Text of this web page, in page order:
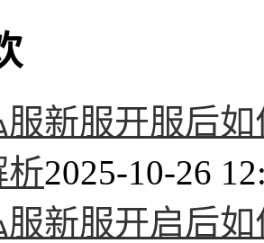
服新服开服后
析2025-10-26
服新服开启后